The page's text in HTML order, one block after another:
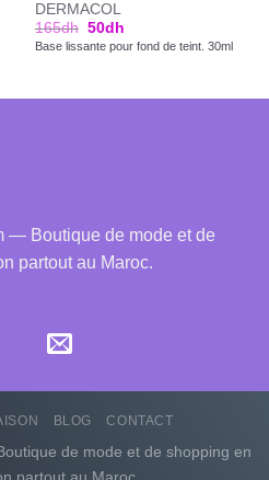
Note
4.00sur
5
DERMACOL
165dh 50dh
Base lissante pour fond de teint. 30ml
— Boutique de mode et de
partout au Maroc.
BLOG CONTACT
de mode et de shopping en